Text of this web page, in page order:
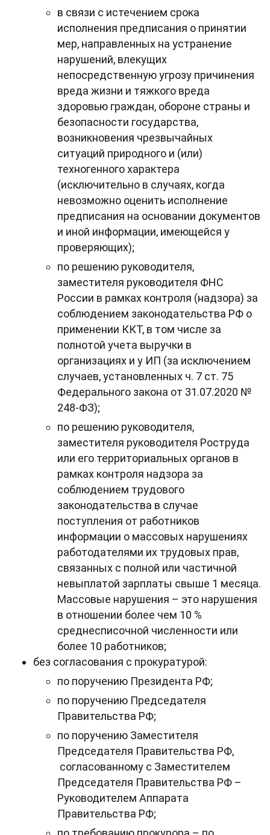
в связи с истечением срока
исполнения предписания о принятии
мер, направленных на устранение
нарушений, влекущих
непосредственную угрозу причинения
вреда жизни и тяжкого вреда
здоровью граждан, обороне страны и
безопасности государства,
возникновения чрезвычайных
ситуаций природного и (или)
техногенного характера
(исключительно в случаях, когда
невозможно оценить исполнение
предписания на основании документов
и иной информации, имеющейся у
проверяющих);
по решению руководителя,
заместителя руководителя ФНС
России в рамках контроля (надзора) за
соблюдением законодательства РФ о
применении ККТ, в том числе за
полнотой учета выручки в
организациях и у ИП (за исключением
случаев, установленных ч. 7 ст. 75
Федерального закона от 31.07.2020 №
248-ФЗ);
по решению руководителя,
заместителя руководителя Роструда
или его территориальных органов в
рамках контроля надзора за
соблюдением трудового
законодательства в случае
поступления от работников
информации о массовых нарушениях
работодателями их трудовых прав,
связанных с полной или частичной
невыплатой зарплаты свыше 1 месяца.
Массовые нарушения – это нарушения
в отношении более чем 10 %
среднесписочной численности или
более 10 работников;
без согласования с прокуратурой:
по поручению Президента РФ;
по поручению Председателя
Правительства РФ;
по поручению Заместителя
Председателя Правительства РФ,
согласованному с Заместителем
Председателя Правительства РФ –
Руководителем Аппарата
Правительства РФ;